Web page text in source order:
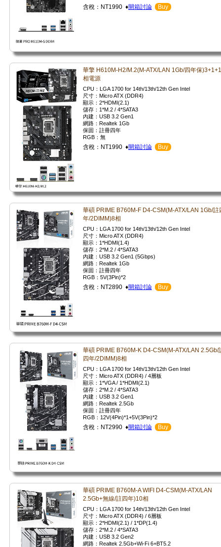
含稅：NT1990 ♦開箱討論 Buy
華擎 H610M-H2/M.2(M-ATX/LAN 1Gb/四年保)3+1+1
相電源
CPU：LGA 1700 for 14th/13th/12th Gen Intel
尺寸：Micro ATX (DDR4)
顯示：2*HDMI(2.1)
儲存：1*M.2 / 4*SATA3
內建：USB 3.2 Gen1
網路：Realtek 1Gb
保固：註冊四年
RGB：無
含稅：NT1990 ♦開箱討論 Buy
華碩 PRIME B760M-F D4-CSM(M-ATX/LAN 1Gb/註
年/2DIMM)8相
CPU：LGA 1700 for 14th/13th/12th Gen Intel
尺寸：Micro ATX (DDR4)
顯示：1*HDMI(1.4)
儲存：2*M.2 / 4*SATA3
內建：USB 3.2 Gen1 (5Gbps)
網路：Realtek 1Gb
保固：註冊四年
RGB：5V(3Pin)*2
含稅：NT2890 ♦開箱討論 Buy
華碩 PRIME B760M-K D4-CSM(M-ATX/LAN 2.5Gb/
四年/2DIMM)8相
CPU：LGA 1700 for 14th/13th/12th Gen Intel
尺寸：Micro ATX (DDR4) / 4層板
顯示：1*VGA / 1*HDMI(2.1)
儲存：2*M.2 / 4*SATA3
內建：USB 3.2 Gen1
網路：Realtek 2.5Gb
保固：註冊四年
RGB：12V(4Pin)*1+5V(3Pin)*2
含稅：NT2990 ♦開箱討論 Buy
華碩 PRIME B760M-A WIFI D4-CSM(M-ATX/LAN
2.5Gb+無線/註四年)10相
CPU：LGA 1700 for 14th/13th/12th Gen Intel
尺寸：Micro ATX (DDR4) / 6層板
顯示：2*HDMI(2.1) / 1*DP(1.4)
儲存：2*M.2 / 4*SATA3
內建：USB 3.2 Gen2
網路：Realtek 2.5Gb+Wi-Fi 6+BT5.2